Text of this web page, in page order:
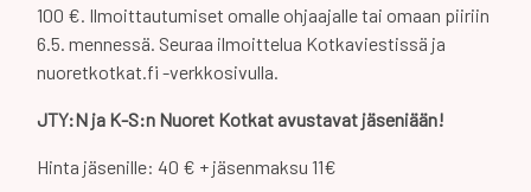
100 €. Ilmoittautumiset omalle ohjaajalle tai omaan piiriin
6.5. mennessä. Seuraa ilmoittelua Kotkaviestissä ja
nuoretkotkat.fi -verkkosivulla.
JTY:N ja K-S:n Nuoret Kotkat avustavat jäseniään!
Hinta jäsenille: 40 € + jäsenmaksu 11€